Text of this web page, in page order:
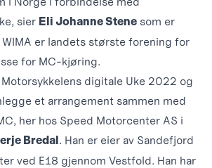
sier Eli Johanne Stene som er
er landets største forening for
for MC-kjøring.
digitale Uke 2022 og
et arrangement sammen med
her hos Speed Motorcenter AS i
Bredal. Han er eier av Sandefjord
ved E18 gjennom Vestfold. Han har